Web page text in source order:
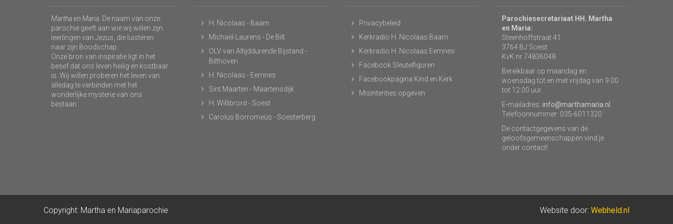
Martha en Maria . De naam van onze
parochie geeft aan wie wij willen zijn:
leerlingen van Jezus, die luisteren
naar zijn Boodschap.
Onze bron van inspiratie ligt in het
besef dat ons leven heilig en kostbaar
is. Wij willen proberen het leven van
alledag te verbinden met het
wonderlijke mysterie van ons
bestaan.
H. Nicolaas - Baarn
Michaël-Laurens - De Bilt
OLV van Altijddurende Bijstand -
Bilthoven
H. Nicolaas - Eemnes
Sint Maarten - Maartensdijk
H. Willibrord - Soest
Carolus Borromeüs - Soesterberg
Privacybeleid
Kerkradio H. Nicolaas Baarn
Kerkradio H. Nicolaas Eemnes
Facebook Sleutelfiguren
Facebookpagina Kind en Kerk
Misintenties opgeven
Parochiesecretariaat HH. Martha
en Maria:
Steenhoffstraat 41
3764 BJ Soest
KvK nr 74836048
Bereikbaar op maandag en
woensdag tot en met vrijdag van 9.00
tot 12.00 uur.
E-mailadres: info@marthamaria.nl
Telefoonnummer: 035-6011320
De contactgegevens van de
geloofsgemeenschappen vind je
onder contact!
Copyright: Martha en Mariaparochie Website door: Webheld.nl